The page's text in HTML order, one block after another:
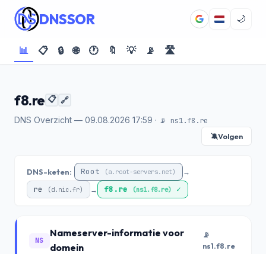
DNSSOR 🌙
📊 📋 🔒 🌐 🕐 🔖 💡 📡 🛣️
f8.re 📋 🔗
DNS Overzicht — 09.08.2026 17:59 · 📡 ns1.f8.re
🔕Volgen
DNS-keten: Root (a.root-servers.net) →
re (d.nic.fr) → f8.re (ns1.f8.re) ✓
NS
Nameserver-informatie voor
domein
📡
ns1.f8.re